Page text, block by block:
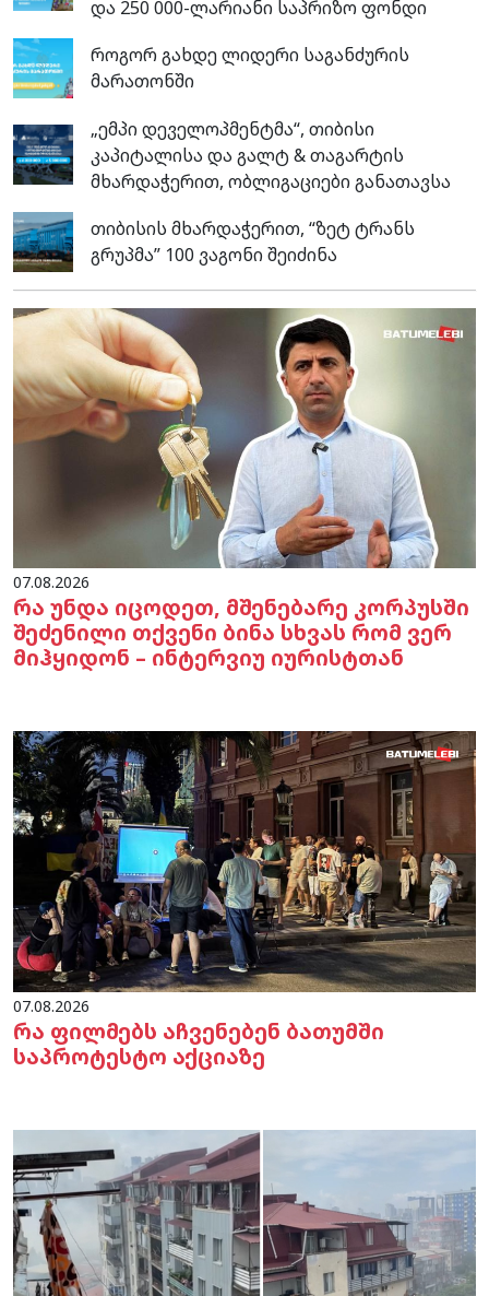
და 250 000-ლარიანი საპრიზო ფონდი
როგორ გახდე ლიდერი საგანძურის
მარათონში
„ემპი დეველოპმენტმა“, თიბისი
კაპიტალისა და გალტ & თაგარტის
მხარდაჭერით, ობლიგაციები განათავსა
თიბისის მხარდაჭერით, “ზეტ ტრანს
გრუპმა” 100 ვაგონი შეიძინა
07.08.2026
რა უნდა იცოდეთ, მშენებარე კორპუსში
შეძენილი თქვენი ბინა სხვას რომ ვერ
მიჰყიდონ – ინტერვიუ იურისტთან
07.08.2026
რა ფილმებს აჩვენებენ ბათუმში
საპროტესტო აქციაზე